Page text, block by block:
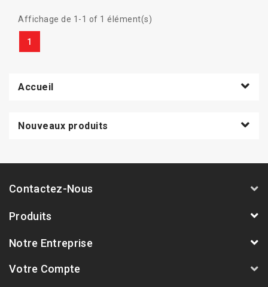
Affichage de 1-1 of 1 élément(s)
1
Accueil
Nouveaux produits
Contactez-Nous
Produits
Notre Entreprise
Votre Compte